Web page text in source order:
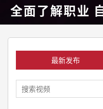
全面了解职业
最新发布